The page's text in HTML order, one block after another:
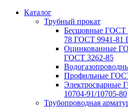
Каталог
Трубный прокат
Беcшовные ГОСТ
78 ГОСТ 9941-81
Оцинкованные
ГОСТ 3262-85
Профильные
Электросварные
10704-91/10705-80
Трубопроводная